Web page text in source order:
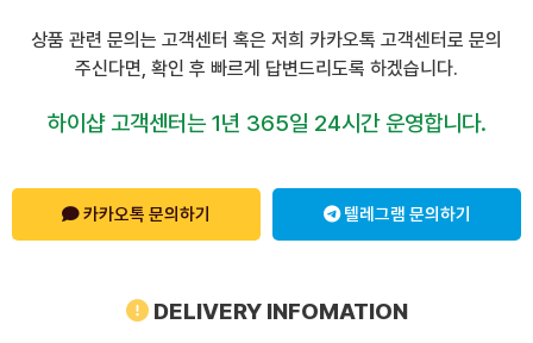
상품 관련 문의는 고객센터 혹은 저희 카카오톡 고객센터로 문의
주신다면, 확인 후 빠르게 답변드리도록 하겠습니다.
하이샵 고객센터는 1년 365일 24시간 운영합니다.
카카오톡 문의하기 텔레그램 문의하기
DELIVERY INFOMATION